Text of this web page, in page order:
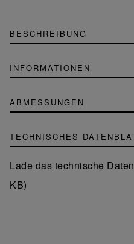
BESCHREIBUNG
INFORMATIONEN
ABMESSUNGEN
TECHNISCHES
Lade das technische
KB)